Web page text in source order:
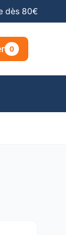
dès 80€
0